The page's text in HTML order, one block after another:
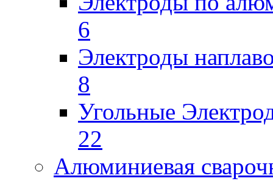
6
Электроды
8
Угольные
22
Алюминиевая